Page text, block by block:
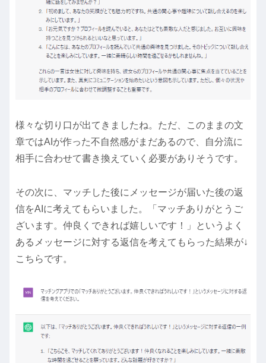
様々な切り口が出てきましたね。ただ、このままの文
章ではAIが作った不自然感がまだあるので、自分流に
相手に合わせて書き換えていく必要がありそうです。
その次に、マッチした後にメッセージが届いた後の返
信をAIに考えてもらいました。「マッチありがとうご
ざいます。仲良くできれば嬉しいです！」というよく
あるメッセージに対する返信を考えてもらった結果が↓
こちらです。